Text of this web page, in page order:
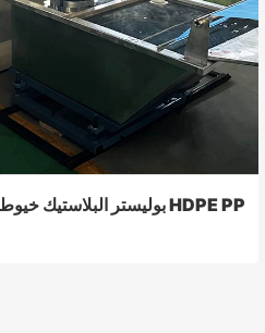
HDPE PP بوليستر البلاستيك خيوط الغزل الطارد